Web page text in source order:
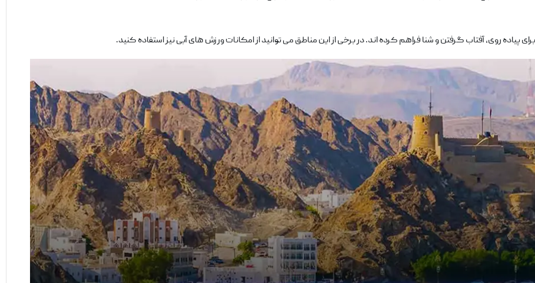
‌روی، آفتاب ‌گرفتن و شنا فراهم کرده ‌اند. در برخی از این مناطق می‌ توانید از امکانات ورزش‌ های آبی نیز استفاده کنید.